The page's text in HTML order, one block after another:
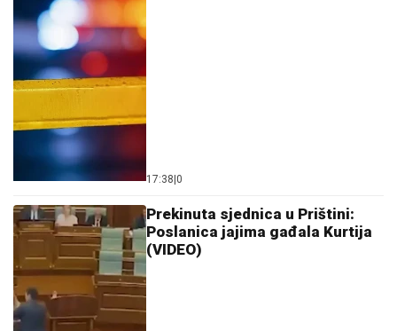
17:38 0
Prekinuta sjednica u Prištini:
Poslanica jajima gađala Kurtija
(VIDEO)